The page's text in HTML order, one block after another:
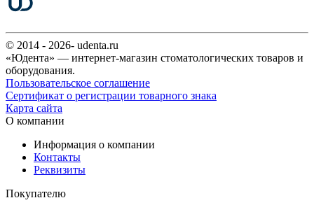
© 2014 - 2026- udenta.ru
«Юдента» — интернет-магазин стоматологических товаров и
оборудования.
Пользовательское соглашение
Сертификат о регистрации товарного знака
Карта сайта
О компании
Информация о компании
Контакты
Реквизиты
Покупателю